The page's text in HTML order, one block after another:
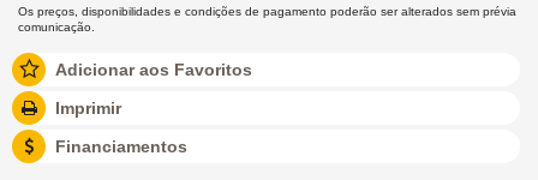
Os preços, disponibilidades e condições de pagamento poderão ser alterados sem prévia
comunicação.
Adicionar aos Favoritos
Imprimir
Financiamentos